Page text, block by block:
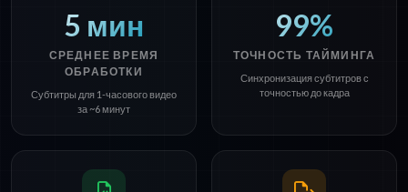
5 мин
СРЕДНЕЕ ВРЕМЯ
ОБРАБОТКИ
Субтитры для 1-часового видео
за ~6 минут
99%
ТОЧНОСТЬ ТАЙМИНГА
Синхронизация субтитров с
точностью до кадра